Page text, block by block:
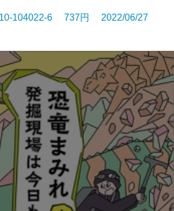
104022-6 737円 2022/06/27